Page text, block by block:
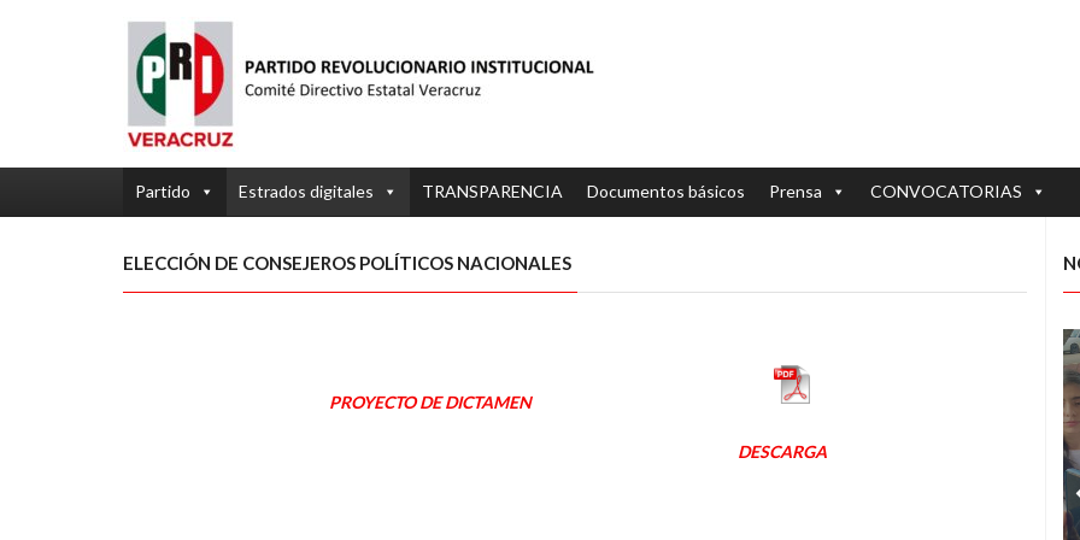
Partido Estrados digitales TRANSPARENCIA Documentos básicos Prensa CONVOCATORIAS
ELECCIÓN DE CONSEJEROS POLÍTICOS NACIONALES
PROYECTO DE DICTAMEN
DESCARGA